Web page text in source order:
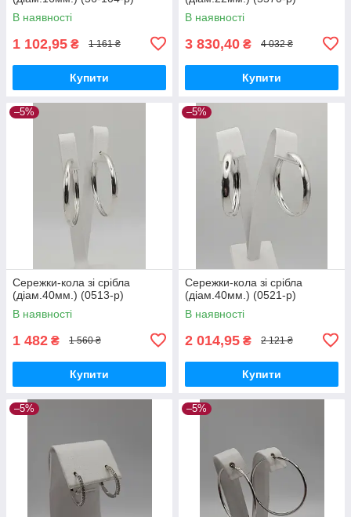
В наявності
1 102,95 ₴ 1 161 ₴
Купити
В наявності
3 830,40 ₴ 4 032 ₴
Купити
–5%
Сережки-кола зі срібла
(діам.40мм.) (0513-р)
В наявності
1 482 ₴ 1 560 ₴
Купити
–5%
Сережки-кола зі срібла
(діам.40мм.) (0521-р)
В наявності
2 014,95 ₴ 2 121 ₴
Купити
–5% –5%